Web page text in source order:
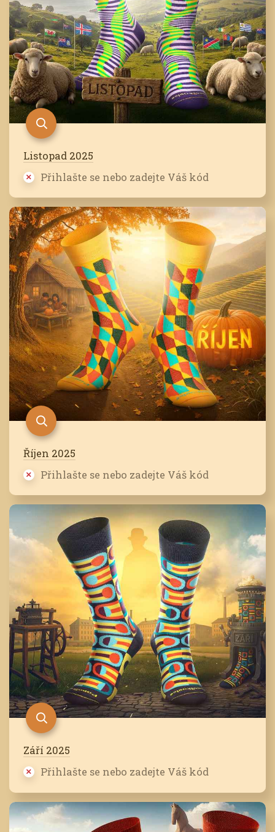
Listopad 2025
Přihlašte se nebo zadejte Váš kód
Říjen 2025
Přihlašte se nebo zadejte Váš kód
Září 2025
Přihlašte se nebo zadejte Váš kód